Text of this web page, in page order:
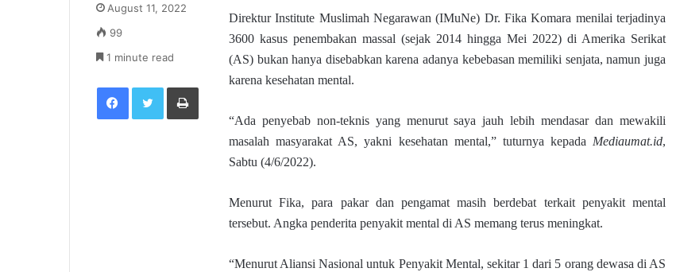
Direktur Institute Muslimah Negarawan (IMuNe) Dr. Fika Komara menilai terjadinya
3600 kasus penembakan massal (sejak 2014 hingga Mei 2022) di Amerika Serikat
(AS) bukan hanya disebabkan karena adanya kebebasan memiliki senjata, namun juga
karena kesehatan mental.
“Ada penyebab non-teknis yang menurut saya jauh lebih mendasar dan mewakili
masalah masyarakat AS, yakni kesehatan mental,” tuturnya kepada Mediaumat.id,
Sabtu (4/6/2022).
Menurut Fika, para pakar dan pengamat masih berdebat terkait penyakit mental
tersebut. Angka penderita penyakit mental di AS memang terus meningkat.
“Menurut Aliansi Nasional untuk Penyakit Mental, sekitar 1 dari 5 orang dewasa di AS
August 11, 2022
99
1 minute read
Facebook Twitter Print